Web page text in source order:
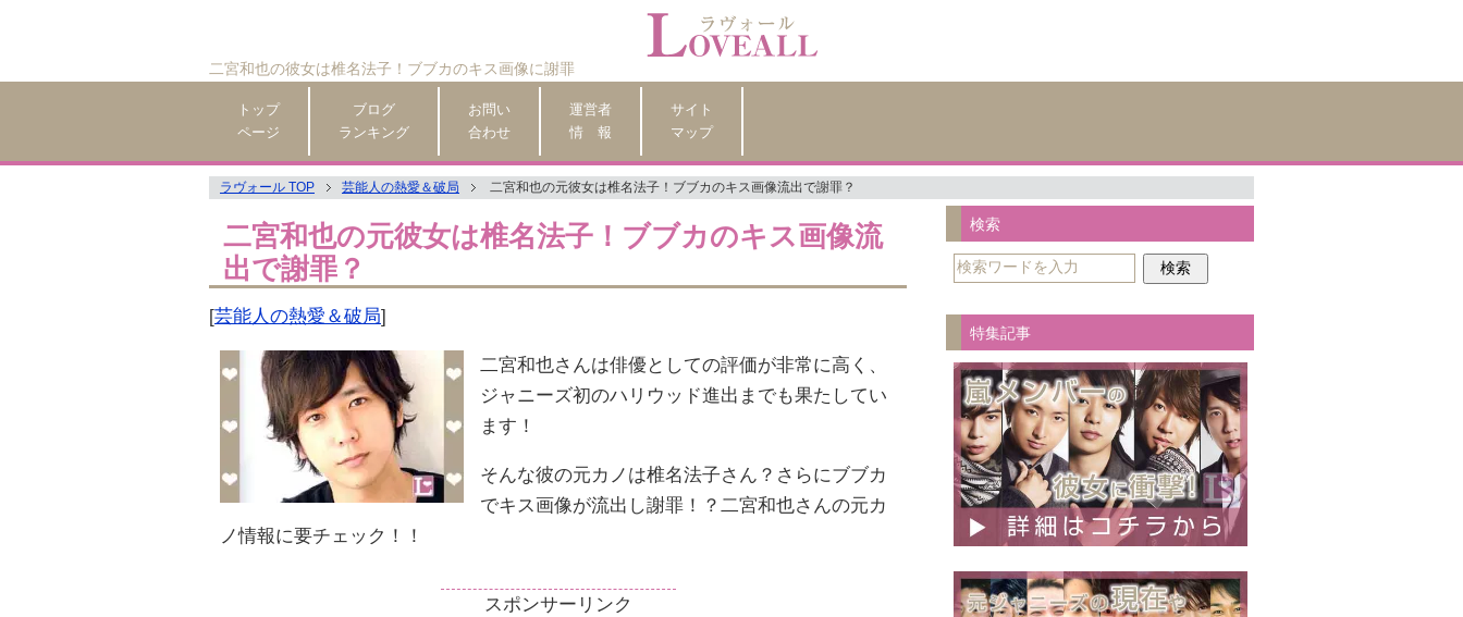
二宮和也の彼女は椎名法子！ブブカのキス画像に謝罪
トップ
ページ
ブログ
ランキング
お問い
合わせ
運営者
情 報
サイト
マップ
ラヴォール TOP 芸能人の熱愛＆破局 二宮和也の元彼女は椎名法子！ブブカのキス画像流出で謝罪？
二宮和也の元彼女は椎名法子！ブブカのキス画像流
出で謝罪？
[芸能人の熱愛＆破局]
二宮和也さんは俳優としての評価が非常に高く、
ジャニーズ初のハリウッド進出までも果たしてい
ます！
そんな彼の元カノは椎名法子さん？さらにブブカ
でキス画像が流出し謝罪！？二宮和也さんの元カ
ノ情報に要チェック！！
スポンサーリンク
検索
特集記事